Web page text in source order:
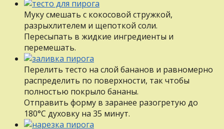
Муку смешать с кокосовой стружкой,
разрыхлителем и щепоткой соли.
Пересыпать в жидкие ингредиенты и
перемешать.
Перелить тесто на слой бананов и равномерно
распределить по поверхности, так чтобы
полностью покрыло бананы.
Отправить форму в заранее разогретую до
180°С духовку на 35 минут.